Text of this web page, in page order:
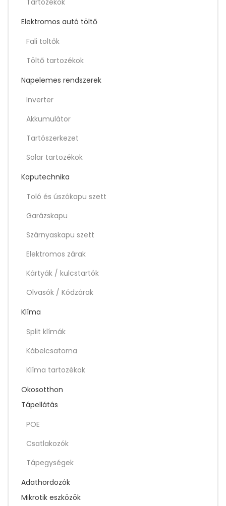
Tartozékok
Elektromos autó töltő
Fali toltők
Töltő tartozékok
Napelemes rendszerek
Inverter
Akkumulátor
Tartószerkezet
Solar tartozékok
Kaputechnika
Toló és úszókapu szett
Garázskapu
Szárnyaskapu szett
Elektromos zárak
Kártyák / kulcstartók
Olvasók / Kódzárak
Klíma
Split klímák
Kábelcsatorna
Klíma tartozékok
Okosotthon
Tápellátás
POE
Csatlakozók
Tápegységek
Adathordozók
Mikrotik eszközök